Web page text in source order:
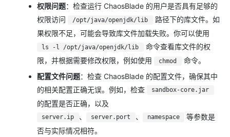
权限问题：检查运行 ChaosBlade 的用户是否具有足够的
权限访问
/opt/java/openjdk/lib
路径下的库文件。如
果权限不足，可能会导致库文件加载失败。你可以使用
ls -l /opt/java/openjdk/lib
命令查看库文件的权
限，并根据需要修改权限，例如使用
chmod
命令。
配置文件问题：检查 ChaosBlade 的配置文件，确保其中
的相关配置正确无误。例如，检查
sandbox-core.jar
的配置是否正确，以及
server.ip 、 server.port 、 namespace
等参数是
否与实际情况相符。